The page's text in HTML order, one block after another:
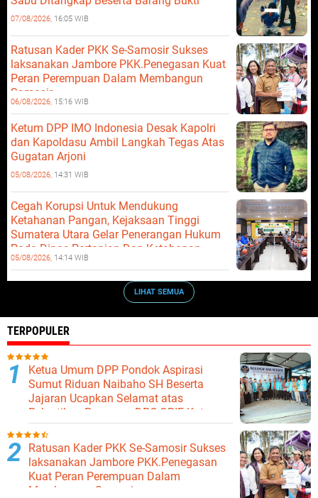
07/08/2026, 16:05 WIB
Ratusan Kader PKK Se-Samosir Sukses
laksanakan Jambore PKK.Penegasan Kuat
Peran Perempuan Dalam Membangun
Samosir.
06/08/2026, 15:16 WIB
Ketum DPP IMO Indonesia Desak Kapolri
dan Kapoldasu Ambil Langkah Tegas Atas
Gugatan Arjoni
05/08/2026, 14:31 WIB
Cegah Korupsi Untuk Mendukung
Ketahanan Pangan, Kejaksaan Tinggi
Sumatera Utara Gelar Penerangan Hukum
Pada Dinas Pertanian Dan Ketahanan
Pangan
05/08/2026, 14:14 WIB
LIHAT SEMUA
TERPOPULER
Ketua Umum DPP Pondok Aspirasi
Sumut Riduan Naibaho SH Beserta
Jajaran Ucapkan Selamat atas
Pelantikan Pengurus DPC GPIE Kota
Binjai
Ratusan Kader PKK Se-Samosir Sukses
laksanakan Jambore PKK.Penegasan
Kuat Peran Perempuan Dalam
Membangun Samosir.